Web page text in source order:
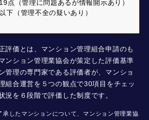
点（管理に問題あるが情報開示あり）
下（管理不全の疑いあり）
評価とは、マンション管理組合申請のも
ンション管理業協会が策定した評価基準
管理の専門家である評価者が、マンショ
組合運営を５つの観点で30項目をチェッ
況を６段階で評価した制度です。
したマンションについて、マンション管理業協